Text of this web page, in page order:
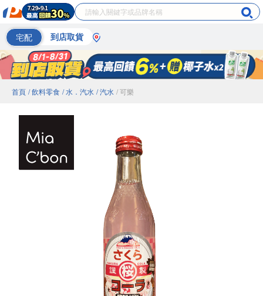
宅配 到店取貨
首頁 / 飲料零食 / 水．汽水 / 汽水 / 可樂